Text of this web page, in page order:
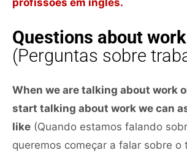
Questions about work
(Perguntas sobre
When we are talking about work
start talking about work we can
like (Quando estamos falando
queremos começar a falar sobre o